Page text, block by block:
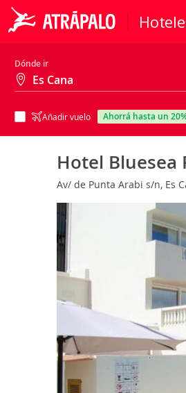
Dónde ir
Añadir vuelo ahorrá hasta un
Hotel Bluesea
Av/ de Punta Arabi s/n, Es